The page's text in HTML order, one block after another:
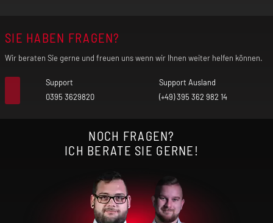
SIE HABEN FRAGEN?
Wir beraten Sie gerne und freuen uns wenn wir Ihnen weiter helfen können.
Support
0395 3629820
Support Ausland
(+49) 395 362 982 14
NOCH FRAGEN?
ICH BERATE SIE GERNE!